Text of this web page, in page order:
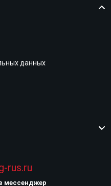
данных
rus.ru
мессенджер